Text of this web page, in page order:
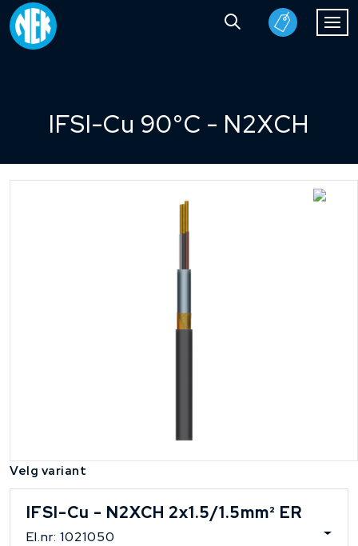
IFSI-Cu 90°C - N2XCH
Velg variant
IFSI-Cu - N2XCH 2x1.5/1.5mm² ER
El.nr: 1021050